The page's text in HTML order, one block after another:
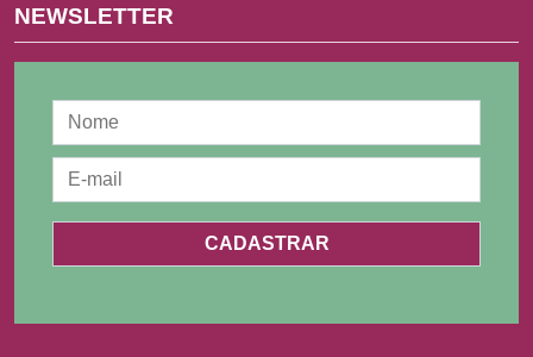
NEWSLETTER